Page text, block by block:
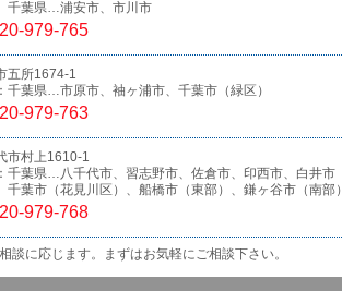
浦安市、市川市
979-765
五所1674-1
千葉県…市原市、袖ヶ浦市、千葉市（緑区）
979-763
市村上1610-1
千葉県…八千代市、習志野市、佐倉市、印西市、白井市
見川区）、船橋市（東部）、鎌ヶ谷市（南部）
979-768
談に応じます。まずはお気軽にご相談下さい。